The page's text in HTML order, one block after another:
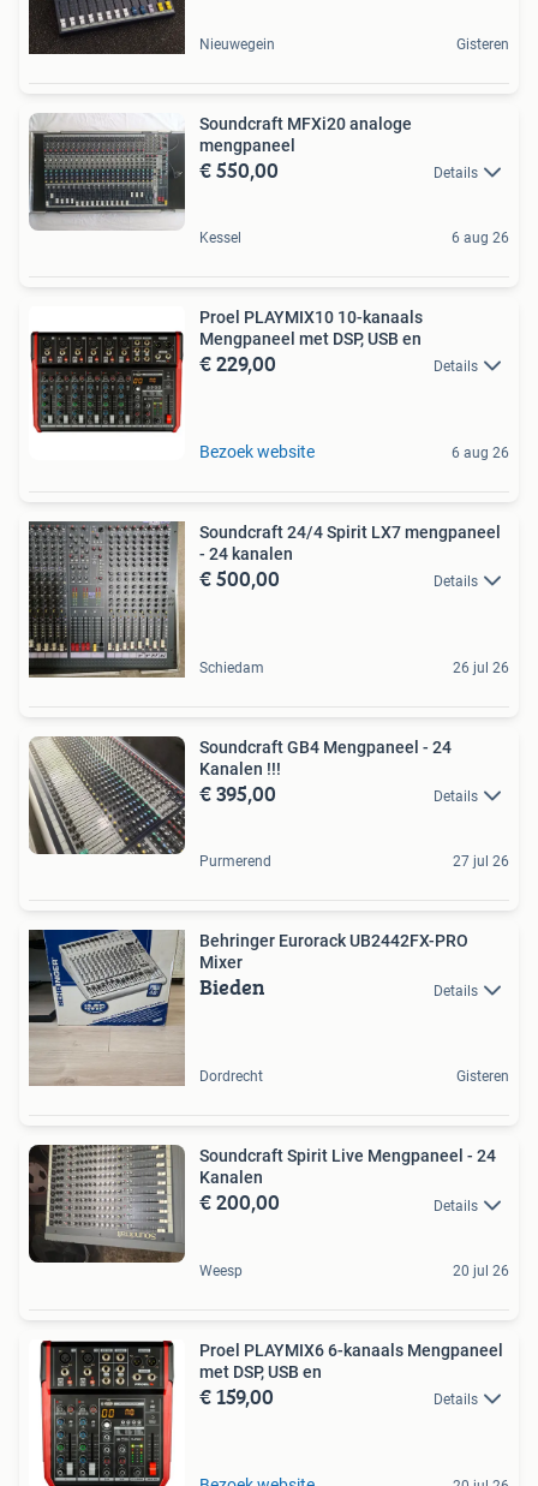
Nieuwegein Gisteren
Soundcraft MFXi20 analoge
mengpaneel
€ 550,00 Details
Kessel 6 aug 26
Proel PLAYMIX10 10-kanaals
Mengpaneel met DSP, USB en
€ 229,00 Details
Bezoek website 6 aug 26
Soundcraft 24/4 Spirit LX7 mengpaneel
- 24 kanalen
€ 500,00 Details
Schiedam 26 jul 26
Soundcraft GB4 Mengpaneel - 24
Kanalen !!!
€ 395,00 Details
Purmerend 27 jul 26
Behringer Eurorack UB2442FX-PRO
Mixer
Bieden Details
Dordrecht Gisteren
Soundcraft Spirit Live Mengpaneel - 24
Kanalen
€ 200,00 Details
Weesp 20 jul 26
Proel PLAYMIX6 6-kanaals Mengpaneel
met DSP, USB en
€ 159,00 Details